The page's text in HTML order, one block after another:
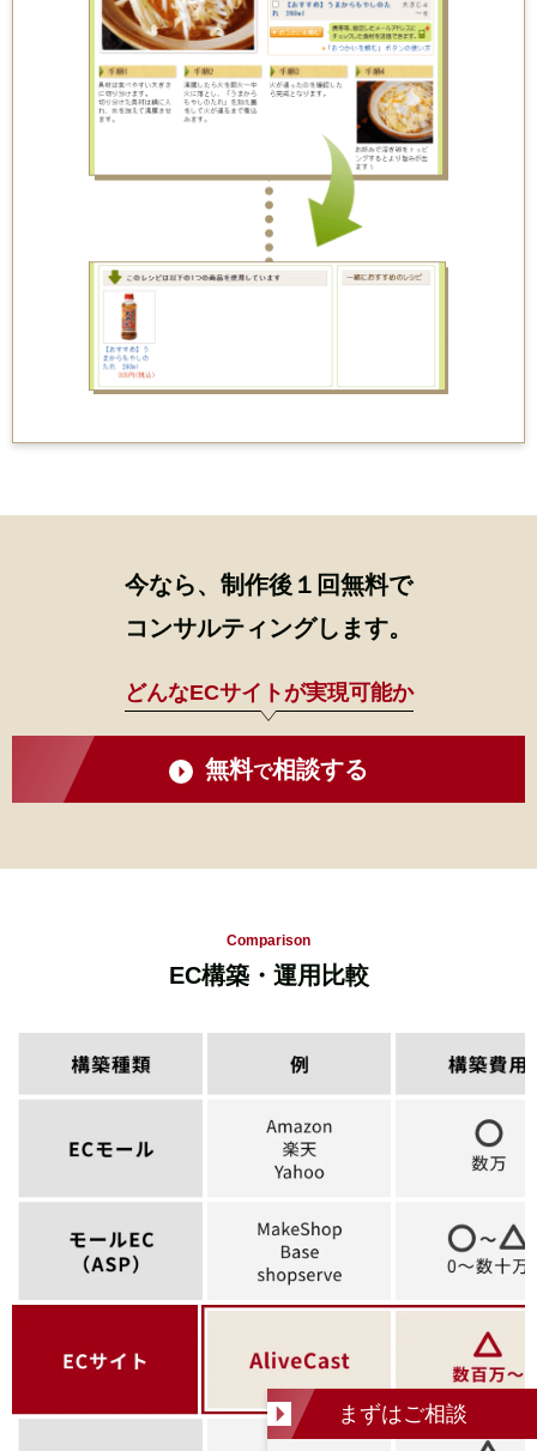
今なら、制作後 １ 回無料で
コンサルティングします。
どんなECサイトが実現可能か
無料で相談する
Comparison
EC構築・運用比較
まずはご相談